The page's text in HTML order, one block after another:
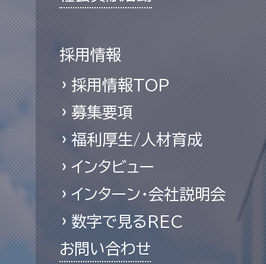
採用情報
採用情報TOP
募集要項
福利厚生/人材育成
インタビュー
インターン・会社説明会
数字で見るREC
お問い合わせ